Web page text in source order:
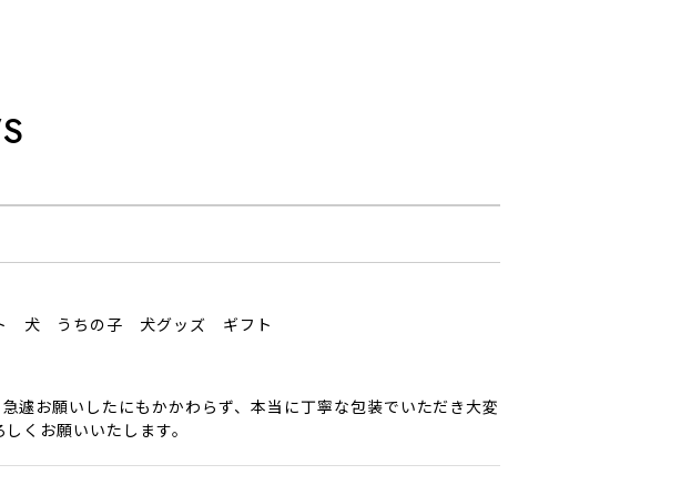
ト 犬 うちの子 犬グッズ ギフト
遽お願いしたにもかかわらず、本当に丁寧な包装でいただき大変
くお願いいたします。